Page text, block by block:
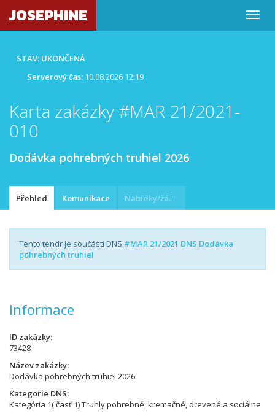
JOSEPHINE
STAV: UKONČENÁ
Serverový čas: 10.08.2026 12:19
Karta zakázky #MAR 21/2021-
010
Dodávka pohrebných truhiel 2026
Přehled Komunikace Nabídky/žádosti
Tento tendr je součásti DNS #MAR 21/2021 DNS Dodávka
pohrebných truhiel
Informace
ID zakázky
73428
Název zakázky
Dodávka pohrebných truhiel 2026
Kategorie DNS
Kategória 1( časť 1) Truhly pohrebné, kremačné, drevené a sociálne